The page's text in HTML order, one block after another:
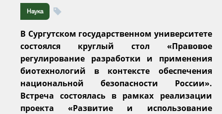
Наука
В Сургутском государственном университете
состоялся круглый стол «Правовое
регулирование разработки и применения
биотехнологий в контексте обеспечения
национальной безопасности России».
Встреча состоялась в рамках реализации
проекта «Развитие и использование